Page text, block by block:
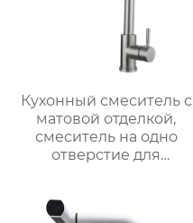
Кухонный смеситель с
матовой отделкой,
смеситель на одно
отверстие для